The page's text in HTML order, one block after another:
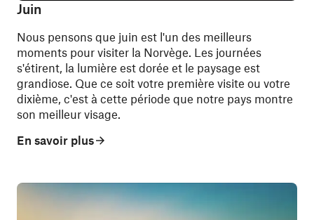
Juin
Nous pensons que juin est l'un des meilleurs
moments pour visiter la Norvège. Les journées
s'étirent, la lumière est dorée et le paysage est
grandiose. Que ce soit votre première visite ou votre
dixième, c'est à cette période que notre pays montre
son meilleur visage.
En savoir plus